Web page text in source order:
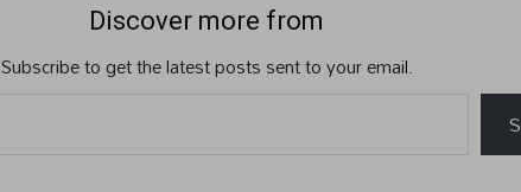
Discover more from
Subscribe to get the latest posts sent to your email.